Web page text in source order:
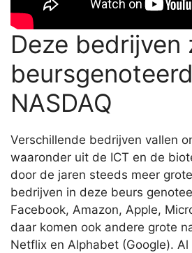
Deze bedrijven
NASDAQ
Verschillende bedrijven vallen
waaronder uit de ICT en de
door de jaren steeds meer
bedrijven in deze beurs
Facebook, Amazon, Apple,
daar komen ook andere grote
Netflix en Alphabet (Google).